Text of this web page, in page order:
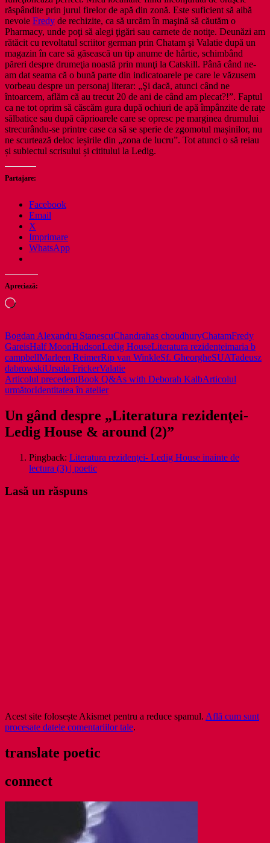
răspândite prin jurul firelor de apă din zonă. Este suficient să aibă
nevoie Fredy de rechizite, ca să urcăm în maşină să căutăm o
Pharmacy, unde poţi să alegi ţigări sau carnete de notiţe. Deunăzi am
rătăcit cu revoltatul scriitor german prin Chatam şi Valatie după un
magazin în care să găsească un tip anume de hârtie, schimbând
păreri despre drumeţia noastă prin munţi la Catskill. Până când ne-
am dat seama că o bună parte din indicatoarele pe care le văzusem
vorbeau despre un personaj literar: „Şi dacă, atunci când ne
întoarcem, aflăm că au trecut 20 de ani de când am plecat?!”. Faptul
ca ne tot oprim să căscăm gura după ochiuri de apă împânzite de rațe
sălbatice sau după căprioarele care se opresc pe marginea drumului
strecurându-se printre case ca să se sperie de zgomotul mașinilor, nu
ne scurtează deloc ieșirile din „zona de lucru”. Tot atunci o să reiau
și subiectul scrisului și cititului la Ledig.
Partajare:
Facebook
Email
X
Imprimare
WhatsApp
Apreciază:
Încarc...
Bogdan Alexandru StanescuChandrahas choudhuryChatamFredy
GareisHalf MoonHudsonLedig HouseLiteratura rezidențeimaria b
campbellMarleen ReimerRip van WinkleSf. GheorgheSUATadeusz
dabrowskiUrsula FrickerValatie
Navigare
în
articole
Articolul precedentBook Q&As with Deborah KalbArticolul
următorIdentitatea în atelier
Un gând despre „Literatura rezidenţei-
Ledig House & around (2)”
Pingback: Literatura rezidenţei- Ledig House inainte de
lectura (3) | poetic
Lasă un răspuns
Acest site folosește Akismet pentru a reduce spamul. Află cum sunt
procesate datele comentariilor tale.
translate poetic
connect